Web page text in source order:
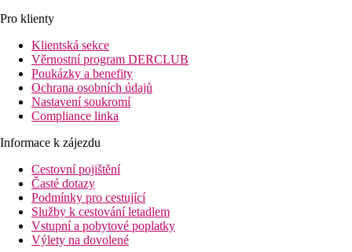
Pro klienty
Klientská sekce
Věrnostní program DERCLUB
Poukázky a benefity
Ochrana osobních údajů
Nastavení soukromí
Compliance linka
Informace k zájezdu
Cestovní pojištění
Časté dotazy
Podmínky pro cestující
Služby k cestování letadlem
Vstupní a pobytové poplatky
Výlety na dovolené